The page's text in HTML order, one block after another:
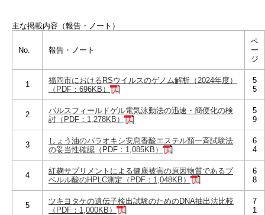
主な掲載内容（報告・ノート）
No. 報告・ノート
ペ
ー
ジ
1
福岡市におけるRSウイルスのゲノム解析（2024年度）
（PDF：696KB）
5
5
2
パルスフィールドゲル電気泳動法の迅速・簡便化の検
討（PDF：1,278KB）
5
9
3
しょう油のパラオキシ安息香酸エステル類一斉試験法
の妥当性確認（PDF：1,085KB）
6
4
4
紅麹サプリメントによる健康被害の原因物質であるプ
ベルル酸のHPLC測定（PDF：1,048KB）
6
8
5
ツキヨタケの遺伝子検出試験のためのDNA抽出法比較
（PDF：1,000KB）
7
1